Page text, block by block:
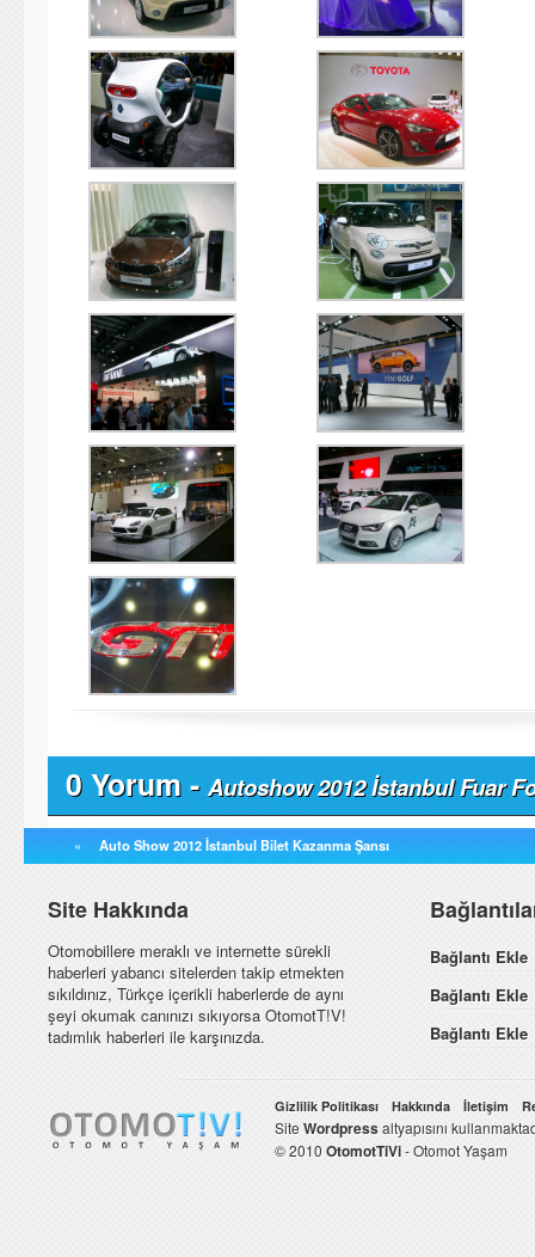
0 Yorum - Autoshow 2012 İstanbul Fuar
« Auto Show 2012 İstanbul Bilet Kazanma Şansı
Site Hakkında
Otomobillere meraklı ve internette sürekli
haberleri yabancı sitelerden takip etmekten
sıkıldınız, Türkçe içerikli haberlerde de aynı
şeyi okumak canınızı sıkıyorsa OtomotT!V!
tadımlık haberleri ile karşınızda.
Bağlantı Ekle
Bağlantı Ekle
Bağlantı Ekle
Gizlilik Politikası Hakkında İletişim
Site Wordpressaltyapısını
© 2010 OtomotTiVi- Otomot Yaşam